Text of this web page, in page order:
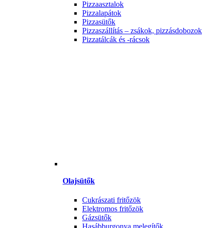
Pizzaasztalok
Pizzalapátok
Pizzasütők
Pizzaszállítás – zsákok, pizzásdobozok
Pizzatálcák és -rácsok
Olajsütők
Cukrászati fritőzök
Elektromos fritőzök
Gázsütők